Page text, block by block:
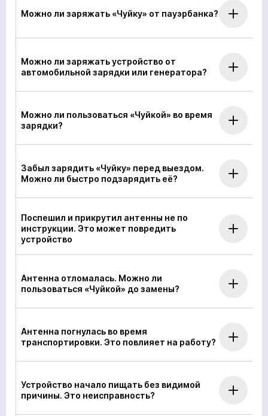
Можно ли заряжать «Чуйку» от пауэрбанка?
Можно ли заряжать устройство от
автомобильной зарядки или генератора?
Можно ли пользоваться «Чуйкой» во время
зарядки?
Забыл зарядить «Чуйку» перед выездом.
Можно ли быстро подзарядить её?
Поспешил и прикрутил антенны не по
инструкции. Это может повредить
устройство
Антенна отломалась. Можно ли
пользоваться «Чуйкой» до замены?
Антенна погнулась во время
транспортировки. Это повлияет на работу?
Устройство начало пищать без видимой
причины. Это неисправность?